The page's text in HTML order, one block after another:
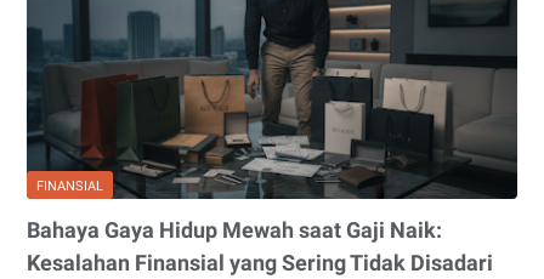
Ditiru
Kompetitor
FINANSIAL
Bahaya Gaya Hidup Mewah saat Gaji Naik:
Kesalahan Finansial yang Sering Tidak Disadari